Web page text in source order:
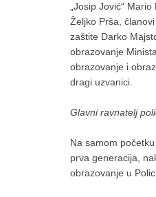
„Josip Jović“
Željko Prša,
zaštite Darko
obrazovanje
obrazovanje i
dragi uzvanici.
Glavni ravnatelj
Na samom
prva generacija,
obrazovanje u